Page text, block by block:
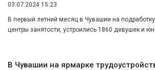
03.07.2024 15:23
В первый летний месяц в Чувашии на
центры занятости, устроились 1860 девушек и
В Чувашии на ярмарке